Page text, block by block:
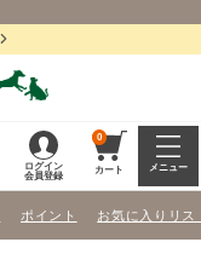
ログイン
会員登録
0
カート メニュー
ポイント お気に入りリス